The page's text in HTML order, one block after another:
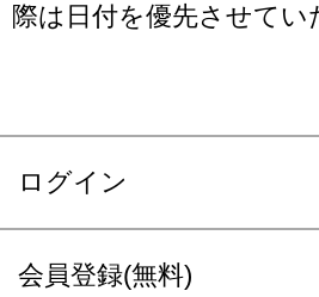
際は日付を優先させてい
ログイン
会員登録(無料)